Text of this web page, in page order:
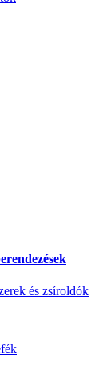
és zsíroldók